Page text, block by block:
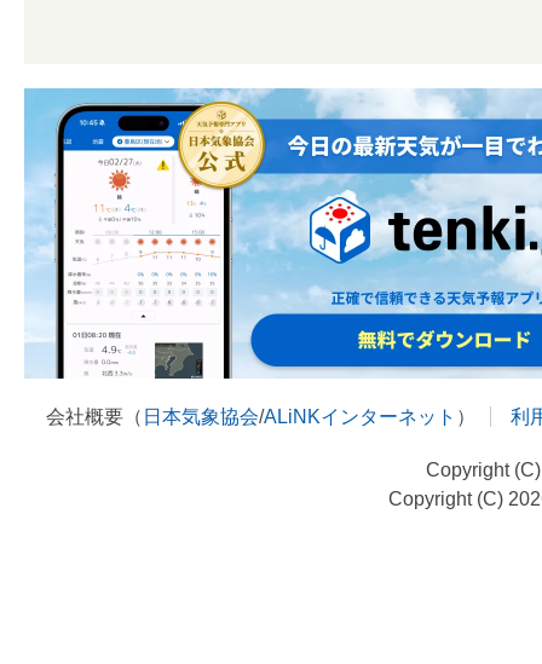
会社概要（ 日本気象協会/ALiNKインターネット ） 利
Copyright
Copyright (C)